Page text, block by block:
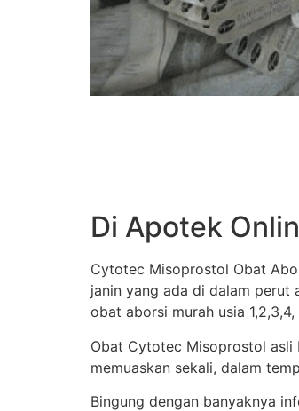
Di Apotek
Cytotec Misoprostol Obat
janin yang ada di dalam perut
obat aborsi murah usia
Obat Cytotec Misoprostol asli
memuaskan sekali, dalam
Bingung dengan banyaknya